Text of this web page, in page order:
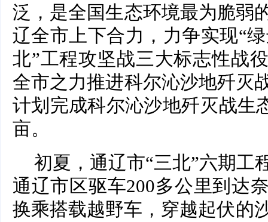
泛，是全国生态环境最为脆弱
辽全市上下合力，力争实现“
北”工程攻坚战三大标志性战
全市之力推进科尔沁沙地歼灭
计划完成科尔沁沙地歼灭战生
亩。
初夏，通辽市“三北”六期工
通辽市区驱车200多公里到达
换乘搭载越野车，穿越起伏的